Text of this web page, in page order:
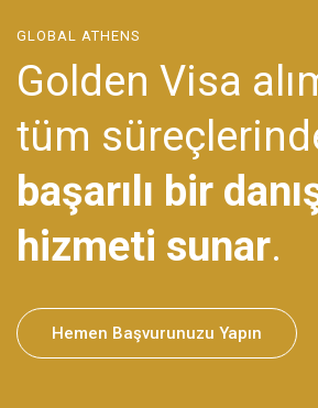
GLOBAL ATHENS
Golden Visa
tüm
başarılı bir
hizmeti sunar.
Hemen Başvurunuzu Yapın